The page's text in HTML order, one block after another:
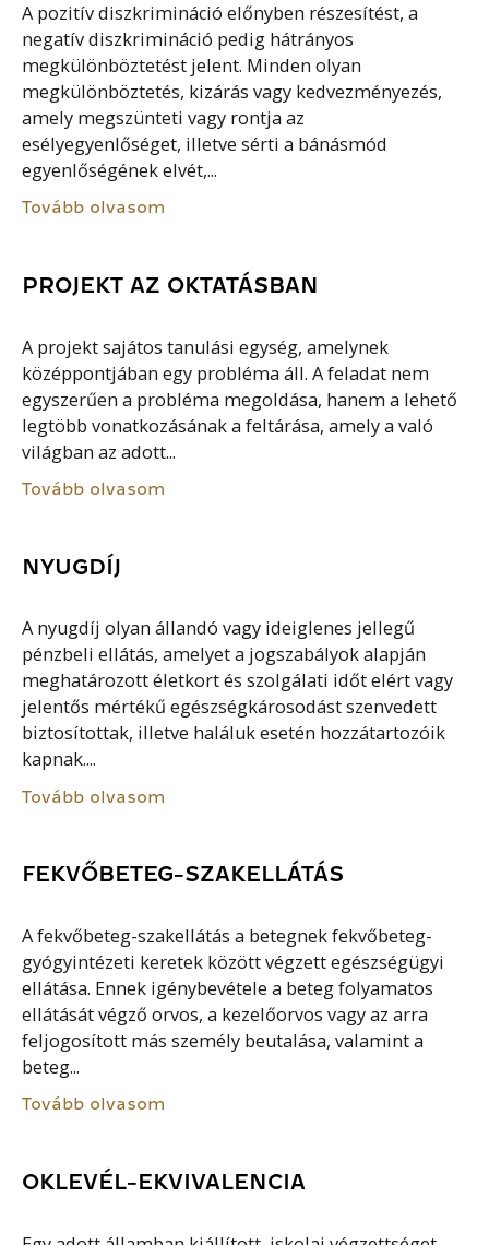
A pozitív diszkrimináció előnyben részesítést, a
negatív diszkrimináció pedig hátrányos
megkülönböztetést jelent. Minden olyan
megkülönböztetés, kizárás vagy kedvezményezés,
amely megszünteti vagy rontja az
esélyegyenlőséget, illetve sérti a bánásmód
egyenlőségének elvét,...
Tovább olvasom
PROJEKT AZ OKTATÁSBAN
A projekt sajátos tanulási egység, amelynek
középpontjában egy probléma áll. A feladat nem
egyszerűen a probléma megoldása, hanem a lehető
legtöbb vonatkozásának a feltárása, amely a való
világban az adott...
Tovább olvasom
NYUGDÍJ
A nyugdíj olyan állandó vagy ideiglenes jellegű
pénzbeli ellátás, amelyet a jogszabályok alapján
meghatározott életkort és szolgálati időt elért vagy
jelentős mértékű egészségkárosodást szenvedett
biztosítottak, illetve haláluk esetén hozzátartozóik
kapnak....
Tovább olvasom
FEKVŐBETEG-SZAKELLÁTÁS
A fekvőbeteg-szakellátás a betegnek fekvőbeteg-
gyógyintézeti keretek között végzett egészségügyi
ellátása. Ennek igénybevétele a beteg folyamatos
ellátását végző orvos, a kezelőorvos vagy az arra
feljogosított más személy beutalása, valamint a
beteg...
Tovább olvasom
OKLEVÉL-EKVIVALENCIA